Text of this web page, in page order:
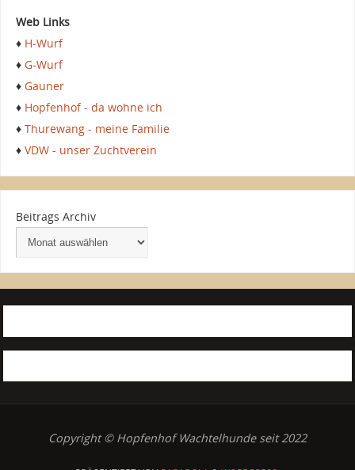
Web Links
♦ H-Wurf
♦ G-Wurf
♦ Gauner
♦ Hopfenhof - da wohne ich
♦ Thurewang - meine Familie
♦ VDW - unser Zuchtverein
Beitrags Archiv
Copyright © Hopfenhof Wachtelhunde seit 2022